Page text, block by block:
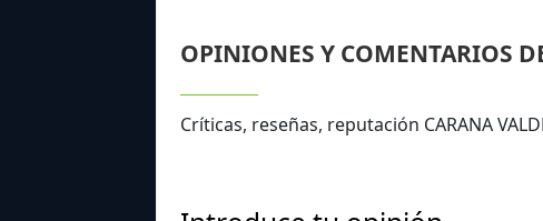
OPINIONES Y COMENTARIOS
Críticas, reseñas, reputación CARANA